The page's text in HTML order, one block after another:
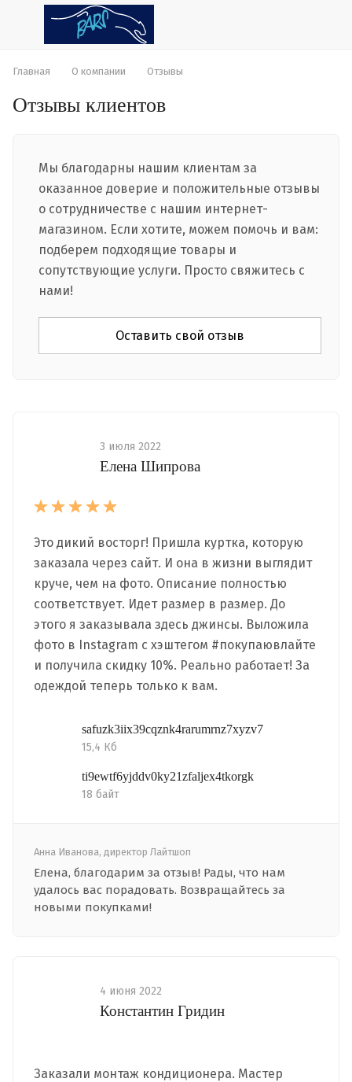
Главная О компании Отзывы
Отзывы клиентов
Мы благодарны нашим клиентам за
оказанное доверие и положительные отзывы
о сотрудничестве с нашим интернет-
магазином. Если хотите, можем помочь и вам:
подберем подходящие товары и
сопутствующие услуги. Просто свяжитесь с
нами!
Оставить свой отзыв
3 июля 2022
Елена Шипрова
Это дикий восторг! Пришла куртка, которую
заказала через сайт. И она в жизни выглядит
круче, чем на фото. Описание полностью
соответствует. Идет размер в размер. До
этого я заказывала здесь джинсы. Выложила
фото в Instagram с хэштегом #покупаювлайте
и получила скидку 10%. Реально работает! За
одеждой теперь только к вам.
safuzk3iix39cqznk4rarumrnz7xyzv7
15,4 Кб
ti9ewtf6yjddv0ky21zfaljex4tkorgk
18 байт
Анна Иванова, директор Лайтшоп
Елена, благодарим за отзыв! Рады, что нам
удалось вас порадовать. Возвращайтесь за
новыми покупками!
4 июня 2022
Константин Гридин
Заказали монтаж кондиционера. Мастер